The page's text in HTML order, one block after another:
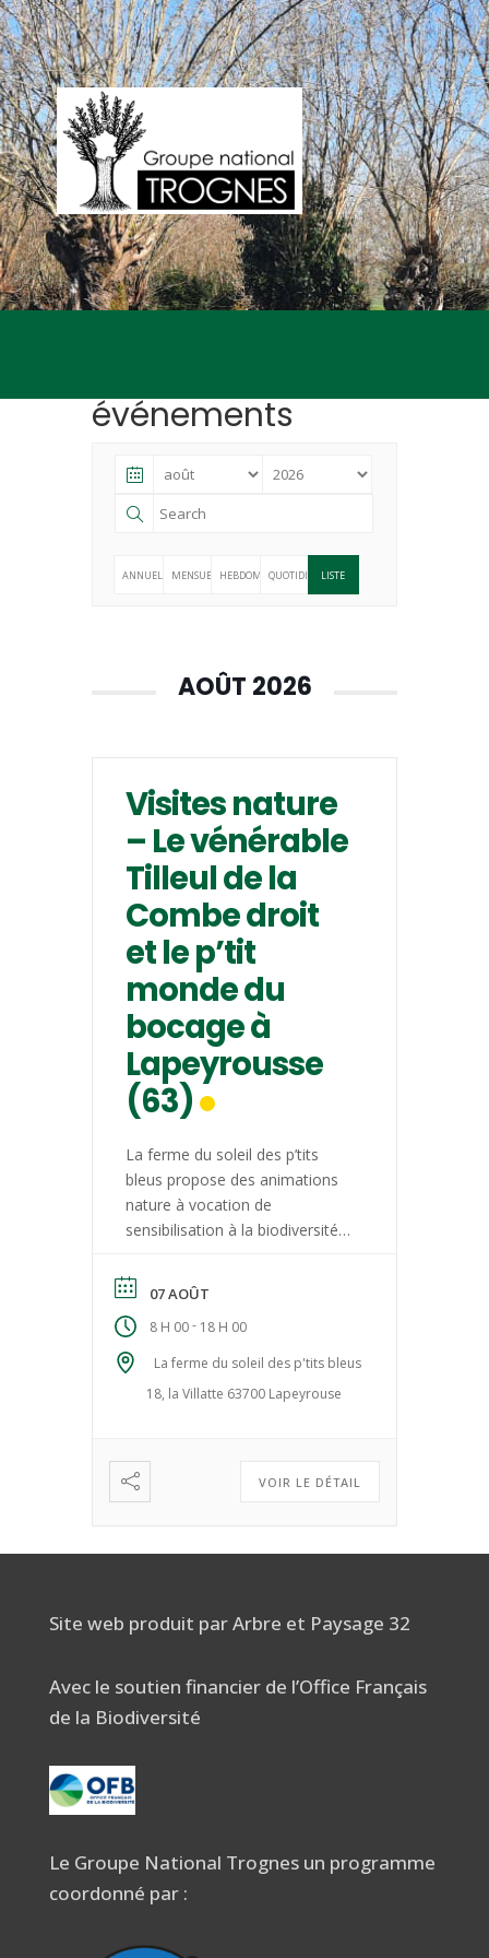
événements
ANNUELLEMENSUELLEHEBDOMADAIREQUOTIDIENNELISTE
AOÛT 2026
Visites nature
– Le vénérable
Tilleul de la
Combe droit
et le p’tit
monde du
bocage à
Lapeyrousse
(63)
La ferme du soleil des p’tits
bleus propose des animations
nature à vocation de
sensibilisation à la biodiversité
de tilleuls remarquables
pluriséculaires. Visites sur
rendez-vous par téléphone
(0681549088) ou mail :
contact@lesoleildesptitsbleus.fr
07 AOÛT
8 H 00- 18 H 00
La ferme du soleil des p'tits bleus
18, la Villatte 63700 Lapeyrouse
VOIR LE DÉTAIL
Site web produit par Arbre et Paysage 32
Avec le soutien financier de l’Office Français
de la Biodiversité
Le Groupe National Trognes un programme
coordonné par :